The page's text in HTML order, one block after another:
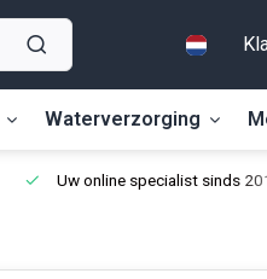
Waterverzorging
Uw online specialist sinds